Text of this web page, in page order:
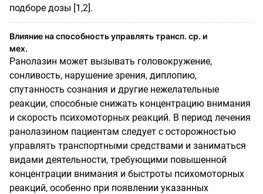
подборе дозы [1,2].
Влияние на способность управлять трансп. ср. и
мех.
Ранолазин может вызывать головокружение,
сонливость, нарушение зрения, диплопию,
спутанность сознания и другие нежелательные
реакции, способные снижать концентрацию внимания
и скорость психомоторных реакций. В период лечения
ранолазином пациентам следует с осторожностью
управлять транспортными средствами и заниматься
видами деятельности, требующими повышенной
концентрации внимания и быстроты психомоторных
реакций, особенно при появлении указанных